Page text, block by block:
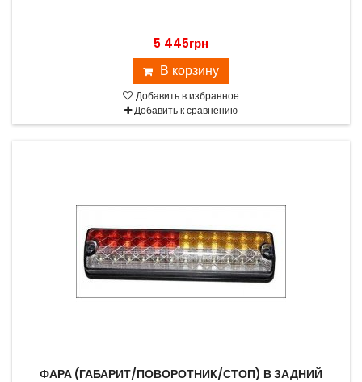
5 445грн
В корзину
Добавить в избранное
Добавить к сравнению
ФАРА (ГАБАРИТ/ПОВОРОТНИК/СТОП) В ЗАДНИЙ